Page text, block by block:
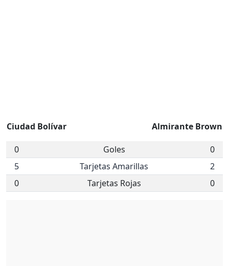
Ciudad Bolívar Almirante Brown
0 Goles
0
5
Tarjetas Amarillas
2
0
Tarjetas Rojas 0